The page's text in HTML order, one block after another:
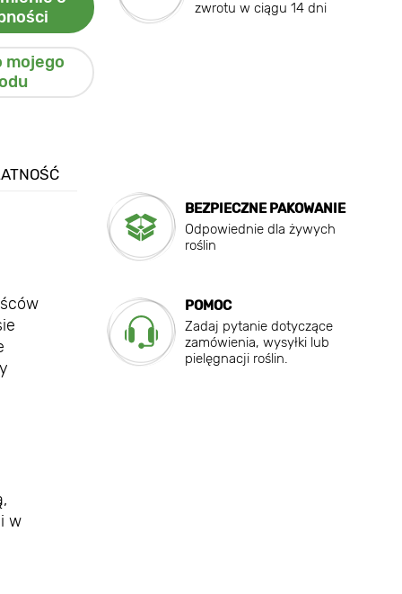
mojego
zwrotu w ciągu 14 dni
w
BEZPIECZNE PAKOWANIE
Odpowiednie dla żywych
roślin
POMOC
Zadaj pytanie dotyczące
zamówienia, wysyłki lub
pielęgnacji roślin.